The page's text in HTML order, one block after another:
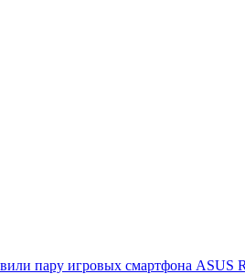
пару игровых смартфона ASUS